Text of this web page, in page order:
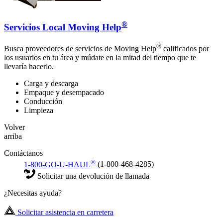
Servicios Local Moving Help®
Busca proveedores de servicios de Moving Help® calificados por
los usuarios en tu área y múdate en la mitad del tiempo que te
llevaría hacerlo.
Carga y descarga
Empaque y desempacado
Conducción
Limpieza
Volver
arriba
Contáctanos
1-800-GO-U-HAUL® (1-800-468-4285)
Solicitar una devolución de llamada
¿Necesitas ayuda?
Solicitar asistencia en carretera